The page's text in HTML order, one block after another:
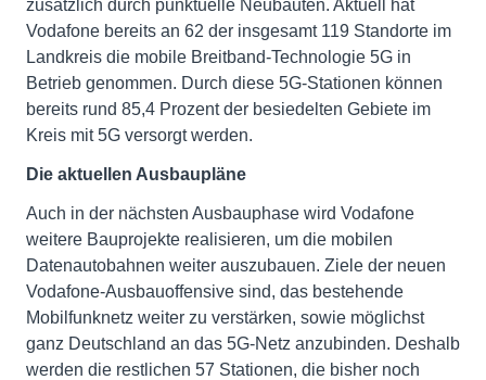
zusätzlich durch punktuelle Neubauten. Aktuell hat
Vodafone bereits an 62 der insgesamt 119 Standorte im
Landkreis die mobile Breitband-Technologie 5G in
Betrieb genommen. Durch diese 5G-Stationen können
bereits rund 85,4 Prozent der besiedelten Gebiete im
Kreis mit 5G versorgt werden.
Die aktuellen Ausbaupläne
Auch in der nächsten Ausbauphase wird Vodafone
weitere Bauprojekte realisieren, um die mobilen
Datenautobahnen weiter auszubauen. Ziele der neuen
Vodafone-Ausbauoffensive sind, das bestehende
Mobilfunknetz weiter zu verstärken, sowie möglichst
ganz Deutschland an das 5G-Netz anzubinden. Deshalb
werden die restlichen 57 Stationen, die bisher noch